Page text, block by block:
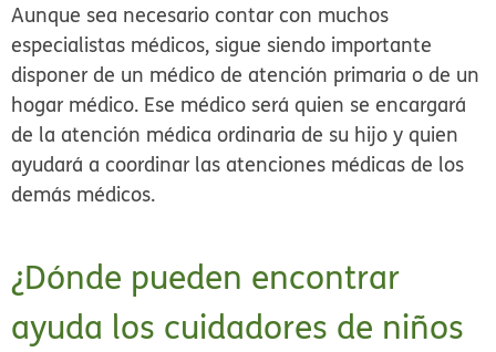
Aunque sea necesario contar con muchos
especialistas médicos, sigue siendo importante
disponer de un médico de atención primaria o de un
hogar médico. Ese médico será quien se encargará
de la atención médica ordinaria de su hijo y quien
ayudará a coordinar las atenciones médicas de los
demás médicos.
¿Dónde pueden encontrar
ayuda los cuidadores de niños